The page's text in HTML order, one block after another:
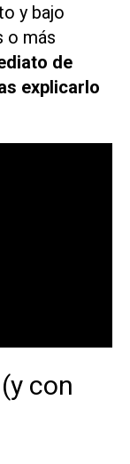
y bajo
o más
de
explicarlo
con